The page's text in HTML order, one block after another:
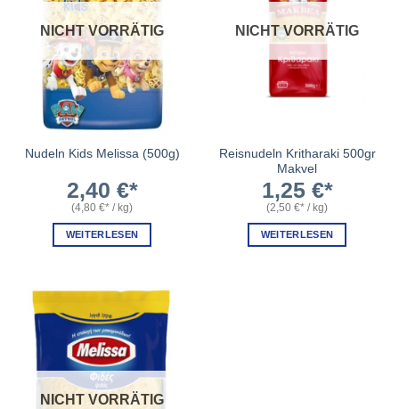
NICHT VORRÄTIG
Nudeln Kids Melissa (500g)
2,40 €
(4,80 € / kg)
WEITERLESEN
NICHT VORRÄTIG
Reisnudeln Kritharaki 500gr
Makvel
1,25 €
(2,50 € / kg)
WEITERLESEN
NICHT VORRÄTIG